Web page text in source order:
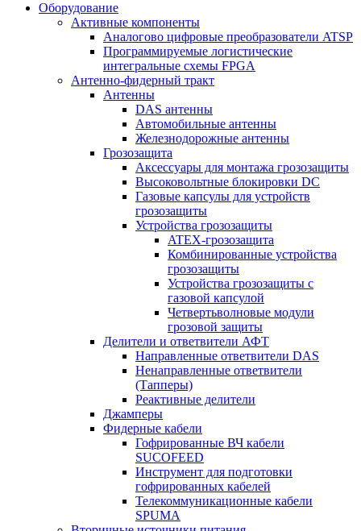
Оборудование
Активные компоненты
Аналогово цифровые преобразователи ATSP
Программируемые логистические
интегральные схемы FPGA
Антенно-фидерный тракт
Антенны
DAS антенны
Автомобильные антенны
Железнодорожные антенны
Грозозащита
Аксессуары для монтажа грозозащиты
Высоковольтные блокировки DC
Газовые капсулы для устройств
грозозащиты
Устройства грозозащиты
ATEX-грозозащита
Комбинированные устройства
грозозащиты
Устройства грозозащиты с
газовой капсулой
Четвертьволновые модули
грозовой защиты
Делители и ответвители АФТ
Направленные ответвители DAS
Ненаправленные ответвители
(Тапперы)
Реактивные делители
Джамперы
Фидерные кабели
Гофрированные ВЧ кабели
SUCOFEED
Инструмент для подготовки
гофрированных кабелей
Телекоммуникационные кабели
SPUMA